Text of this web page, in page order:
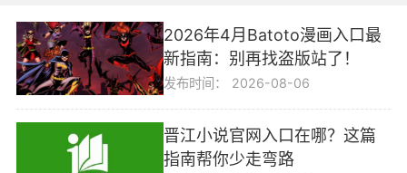
2026年4月Batoto漫画入口最
新指南：别再找盗版站了！
发布时间： 2026-08-06
晋江小说官网入口在哪？这篇
指南帮你少走弯路